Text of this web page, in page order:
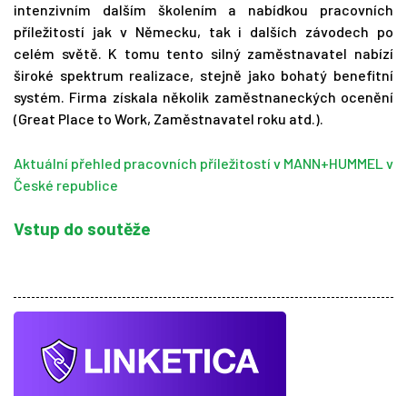
intenzivním dalším školením a nabídkou pracovních
příležitostí jak v Německu, tak i dalších závodech po
celém světě. K tomu tento silný zaměstnavatel nabízí
široké spektrum realizace, stejně jako bohatý benefitní
systém. Firma získala několik zaměstnaneckých ocenění
(Great Place to Work, Zaměstnavatel roku atd.).
Aktuální přehled pracovních příležitostí v MANN+HUMMEL v
České republice
Vstup do soutěže